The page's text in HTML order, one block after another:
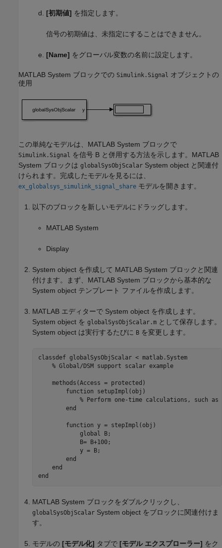
[初期値] を指定します。
信号の初期値は、未指定にすることはできません。
[Name] をグローバル変数の名前に設定します。
MATLAB System ブロックでの Simulink.Signal オブジェクトの
使用
この単純なモデルは、 MATLAB System ブロックで
Simulink.Signal を信号 B と併用する方法を示します。 MATLAB
System ブロックは globalSysObjScalar System object と関連付
けられます。完成したモデルを見るには、
ex_globalsys_simulink_signal_share モデルを開きます。
以下のブロックを新しいモデルにドラッグします。
MATLAB System
Display
System object を作成して MATLAB System ブロックと関連
付けます。まず、 MATLAB System ブロックから基本的な
System object テンプレート ファイルを作成します。
MATLAB エディターで System object を作成します。
System object を globalSysObjScalar.m として保存します。
System object は実行するたびに B を変更します。
classdef globalSysObjScalar < matlab.System
    % Global/DSM support scalar example
    methods(Access = protected)
        function setupImpl(obj)
% Perform one-time calculations, such as
        end
        function y = stepImpl(obj)
            global B;
            B= B+100;
            y = B;
        end
    end
end
MATLAB System ブロックをダブルクリックし、
globalSysObjScalar System object をブロックに関連付けま
す。
モデルの [モデル化] タブで [モデル エクスプローラー] をク